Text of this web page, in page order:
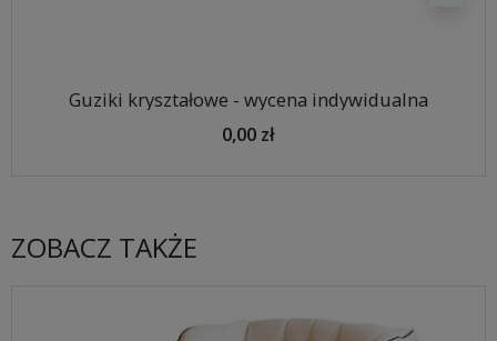
Guziki kryształowe - wycena indywidualna
0,00 zł
ZOBACZ TAKŻE